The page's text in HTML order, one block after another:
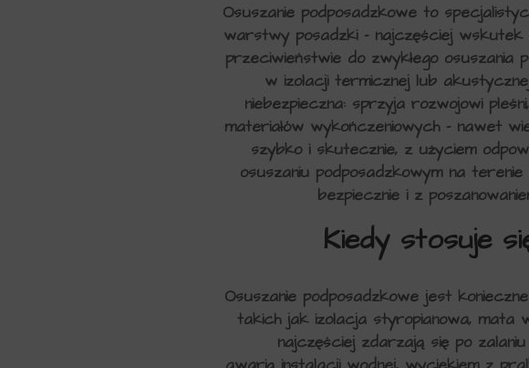
Osuszanie podposadzkowe to
warstwy posadzki – najczęściej wskutek
przeciwieństwie do zwykłego
w izolacji termicznej lub
niebezpieczna: sprzyja rozwojowi
materiałów wykończeniowych – nawet
szybko i skutecznie, z użyciem
osuszaniu podposadzkowym na terenie
bezpiecznie i z
Kiedy stosuje
Osuszanie podposadzkowe jest
takich jak izolacja styropianowa, mata
najczęściej zdarzają się po